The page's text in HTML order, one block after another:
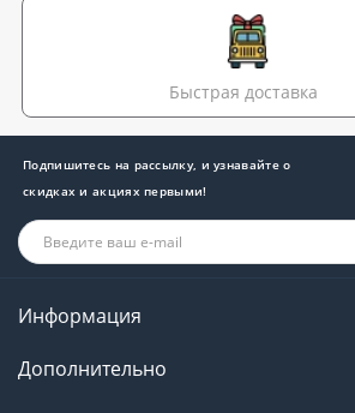
Быстрая доставка
Подпишитесь на рассылку, и узнавайте о
скидках и акциях первыми!
Информация
Дополнительно